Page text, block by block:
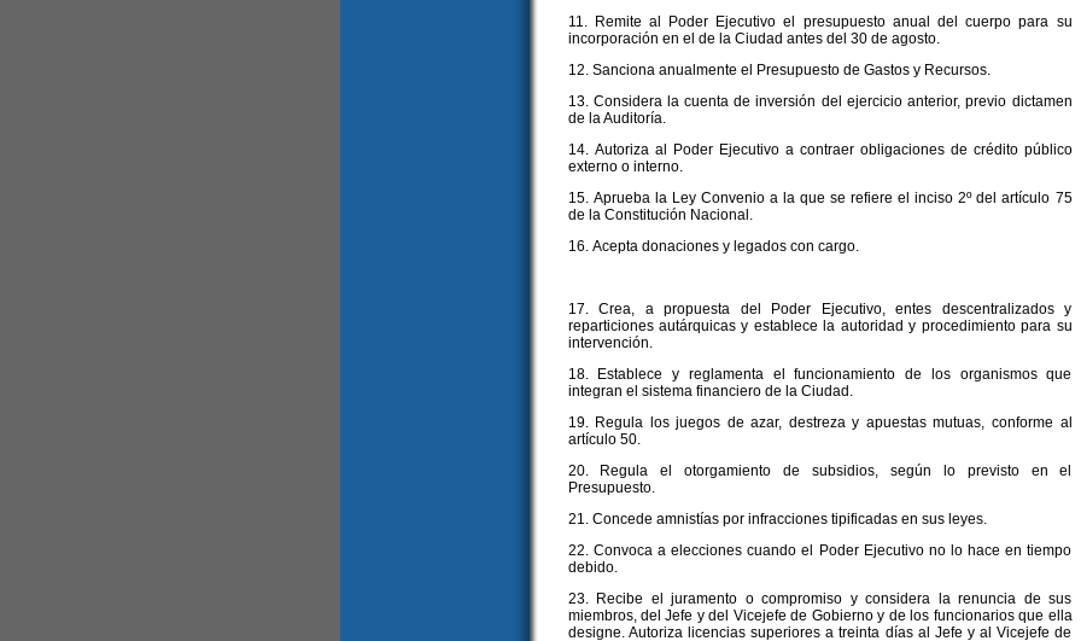
11. Remite al Poder Ejecutivo el presupuesto anual del cuerpo para su
incorporación en el de la Ciudad antes del 30 de agosto.
12. Sanciona anualmente el Presupuesto de Gastos y Recursos.
13. Considera la cuenta de inversión del ejercicio anterior, previo dictamen
de la Auditoría.
14. Autoriza al Poder Ejecutivo a contraer obligaciones de crédito público
externo o interno.
15. Aprueba la Ley Convenio a la que se refiere el inciso 2º del artículo 75
de la Constitución Nacional.
16. Acepta donaciones y legados con cargo.
17. Crea, a propuesta del Poder Ejecutivo, entes descentralizados y
reparticiones autárquicas y establece la autoridad y procedimiento para su
intervención.
18. Establece y reglamenta el funcionamiento de los organismos que
integran el sistema financiero de la Ciudad.
19. Regula los juegos de azar, destreza y apuestas mutuas, conforme al
artículo 50.
20. Regula el otorgamiento de subsidios, según lo previsto en el
Presupuesto.
21. Concede amnistías por infracciones tipificadas en sus leyes.
22. Convoca a elecciones cuando el Poder Ejecutivo no lo hace en tiempo
debido.
23. Recibe el juramento o compromiso y considera la renuncia de sus
miembros, del Jefe y del Vicejefe de Gobierno y de los funcionarios que ella
designe. Autoriza licencias superiores a treinta días al Jefe y al Vicejefe de